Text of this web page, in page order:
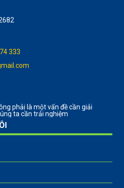
333
phải là một vấn đề cần giải
ta cần trải nghiệm